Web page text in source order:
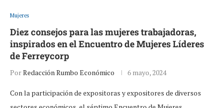
Mujeres
Diez consejos para las mujeres trabajadoras,
inspirados en el Encuentro de Mujeres Líderes
de Ferreycorp
PorRedacción Rumbo Económico 6 mayo, 2024
Con la participación de expositoras y expositores de diversos